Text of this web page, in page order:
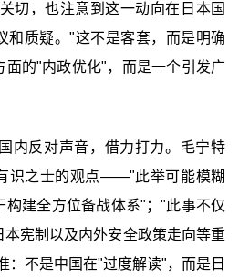
，也注意到这一动向在日本国
和质疑。"这不是客套，而是明确
面的"内政优化"，而是一个引发广
内反对声音，借力打力。毛宁特
识之士的观点——"此举可能模糊
构建全方位备战体系"；"此事不仅
宪制以及内外安全政策走向等重
：不是中国在"过度解读"，而是日